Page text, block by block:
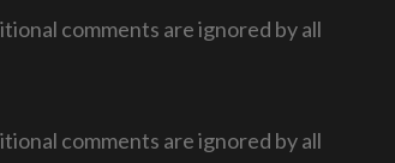
comments are ignored by all
comments are ignored by all